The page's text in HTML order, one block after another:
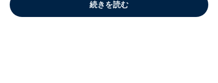
続きを読む